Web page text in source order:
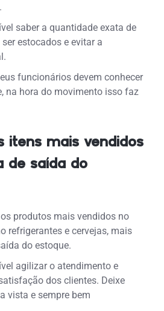
saber a quantidade exata de
estocados e evitar a
funcionários devem conhecer
na hora do movimento isso faz
itens mais vendidos
de saída do
produtos mais vendidos no
refrigerantes e cervejas, mais
do estoque.
agilizar o atendimento e
dos clientes. Deixe
vista e sempre bem